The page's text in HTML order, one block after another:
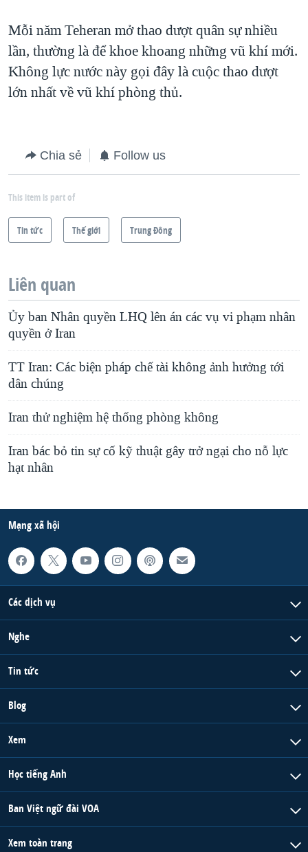
Mỗi năm Teheran mở thao dượt quân sự nhiều
lần, thường là để khoe khoang những vũ khí mới.
Không lực nước này gọi đây là cuộc thao dượt
lớn nhất về vũ khí phòng thủ.
Chia sẻ Follow us
This item is part of
Tin tức Thế giới Trung Ðông
Liên quan
Ủy ban Nhân quyền LHQ lên án các vụ vi phạm nhân
quyền ở Iran
TT Iran: Các biện pháp chế tài không ảnh hưởng tới
dân chúng
Iran thử nghiệm hệ thống phòng không
Iran bác bỏ tin sự cố kỹ thuật gây trở ngại cho nỗ lực
hạt nhân
Mạng xã hội
Các dịch vụ
Nghe
Tin tức
Blog
Xem
Học tiếng Anh
Ban Việt ngữ đài VOA
Xem toàn trang